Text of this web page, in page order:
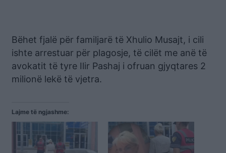
Bëhet fjalë për familjarë të Xhulio Musajt, i cili
ishte arrestuar për plagosje, të cilët me anë të
avokatit të tyre Ilir Pashaj i ofruan gjyqtares 2
milionë lekë të vjetra.
Lajme të ngjashme: